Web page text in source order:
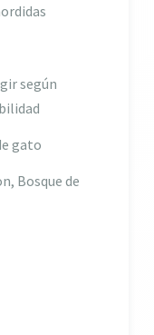
según
gato
Bosque de